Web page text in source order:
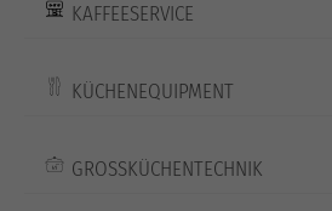
KAFFEESERVICE
KÜCHENEQUIPMENT
GROSSKÜCHENTECHNIK